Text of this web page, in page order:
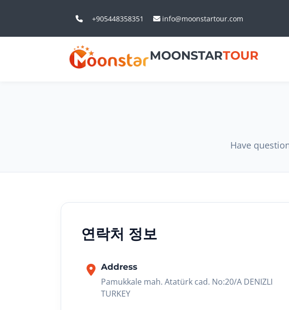
+905448358351 info@moonstartour.com
MOONSTARTOUR
Have
연락처 정보
Address
Pamukkale mah. Atatürk cad. No:20/A DENIZLI
TURKEY